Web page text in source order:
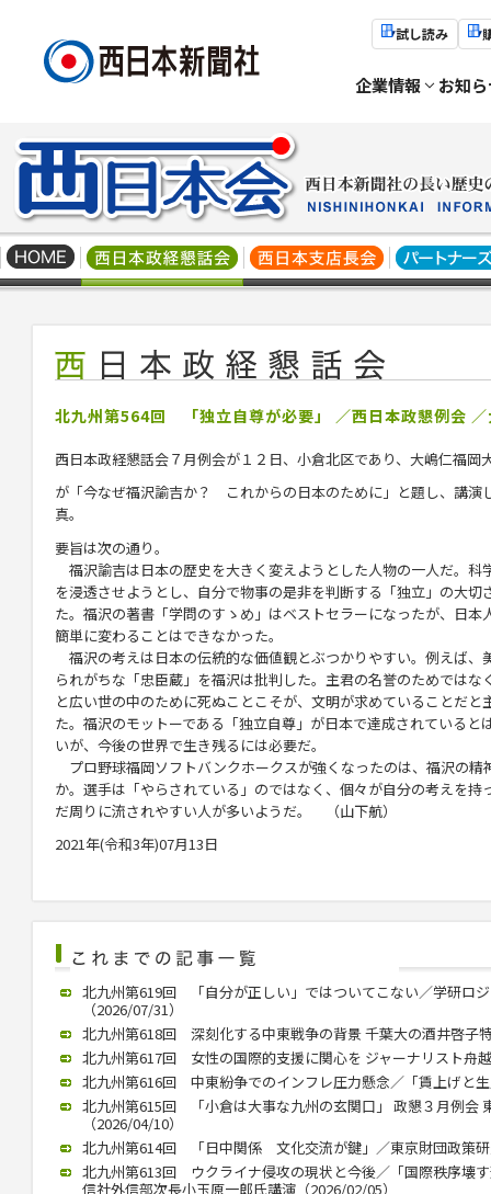
試し読み
企業情報 お知
北九州第564回 「独立自尊が必要」 ／西日本政懇例会
西日本政経懇話会７月例会が１２日、小倉北区であり、 大嶋仁福岡
が「今なぜ福沢諭吉か？ これからの日本のために」と題し、講演
真。
要旨は次の通り。
福沢諭吉は日本の歴史を大きく変えようとした人物の一人だ。科
を浸透させようとし、自分で物事の是非を判断する「独立」の大切
た。福沢の著書「学問のすゝめ」はベストセラーになったが、日本
簡単に変わることはできなかった。
福沢の考えは日本の伝統的な価値観とぶつかりやすい。例えば、
られがちな「忠臣蔵」を福沢は批判した。主君の名誉のためではな
と広い世の中のために死ぬことこそが、文明が求めていることだと
た。福沢のモットーである「独立自尊」が日本で達成されていると
いが、今後の世界で生き残るには必要だ。
プロ野球福岡ソフトバンクホークスが強くなったのは、福沢の精
か。選手は「やらされている」のではなく、個々が自分の考えを
だ周りに流されやすい人が多いようだ。 （山下航）
2021年(令和3年)07月13日
北九州第619回 「自分が正しい」ではついてこない／学研ロ
（2026/07/31）
北九州第618回 深刻化する中東戦争の背景 千葉大の酒井啓子
北九州第617回 女性の国際的支援に関心を ジャーナリスト舟
北九州第616回 中東紛争でのインフレ圧力懸念／「賃上げと
北九州第615回 「小倉は大事な九州の玄関口」 政懇３月例会
（2026/04/10）
北九州第614回 「日中関係 文化交流が鍵」／東京財団政策
北九州第613回 ウクライナ侵攻の現状と今後／「国際秩序壊
信社外信部次長小玉原一郎氏講演（2026/02/05）